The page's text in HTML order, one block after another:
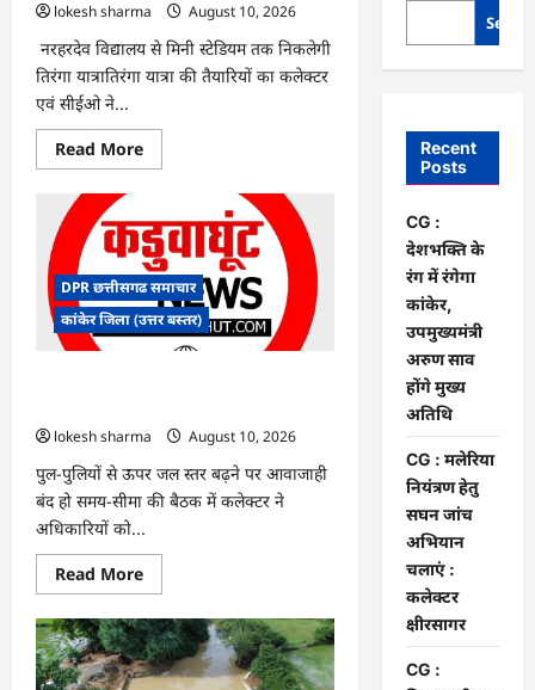
lokesh sharma
August 10, 2026
नरहरदेव विद्यालय से मिनी स्टेडियम तक निकलेगी
तिरंगा यात्रातिरंगा यात्रा की तैयारियों का कलेक्टर
एवं सीईओ ने...
Read MoreRead
more
देशभक्ति
के
रंग
में
रंगेगा
कांकेर,
उपमुख्यमंत्री
अरुण
DPR छत्तीसगढ समाचार
कांकेर जिला (उत्तर बस्तर)
lokesh sharma
August 10, 2026
पुल-पुलियों से ऊपर जल स्तर बढ़ने पर आवाजाही
बंद हो समय-सीमा की बैठक में कलेक्टर ने
अधिकारियों को...
Read MoreRead
more
CG
:
मलेरिया
नियंत्रण
Recent
Posts
CG :
देशभक्ति के
रंग में रंगेगा
कांकेर,
उपमुख्यमंत्री
अरुण साव
होंगे मुख्य
अतिथि
CG : मलेरिया
नियंत्रण हेतु
सघन जांच
अभियान
चलाएं :
कलेक्टर
क्षीरसागर
CG :